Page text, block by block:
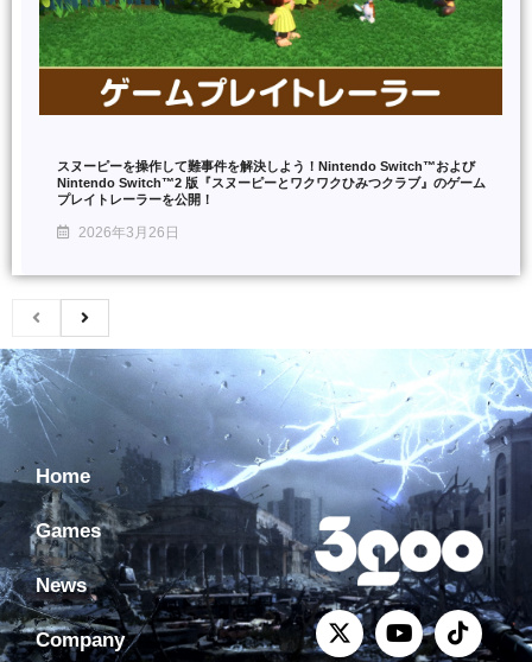
スヌーピーを操作して難事件を解決しよう！Nintendo Switch™および
Nintendo Switch™2 版『スヌーピーとワクワクひみつクラブ』のゲーム
プレイトレーラーを公開！
2026年3月26日
Home
Games
News
Company